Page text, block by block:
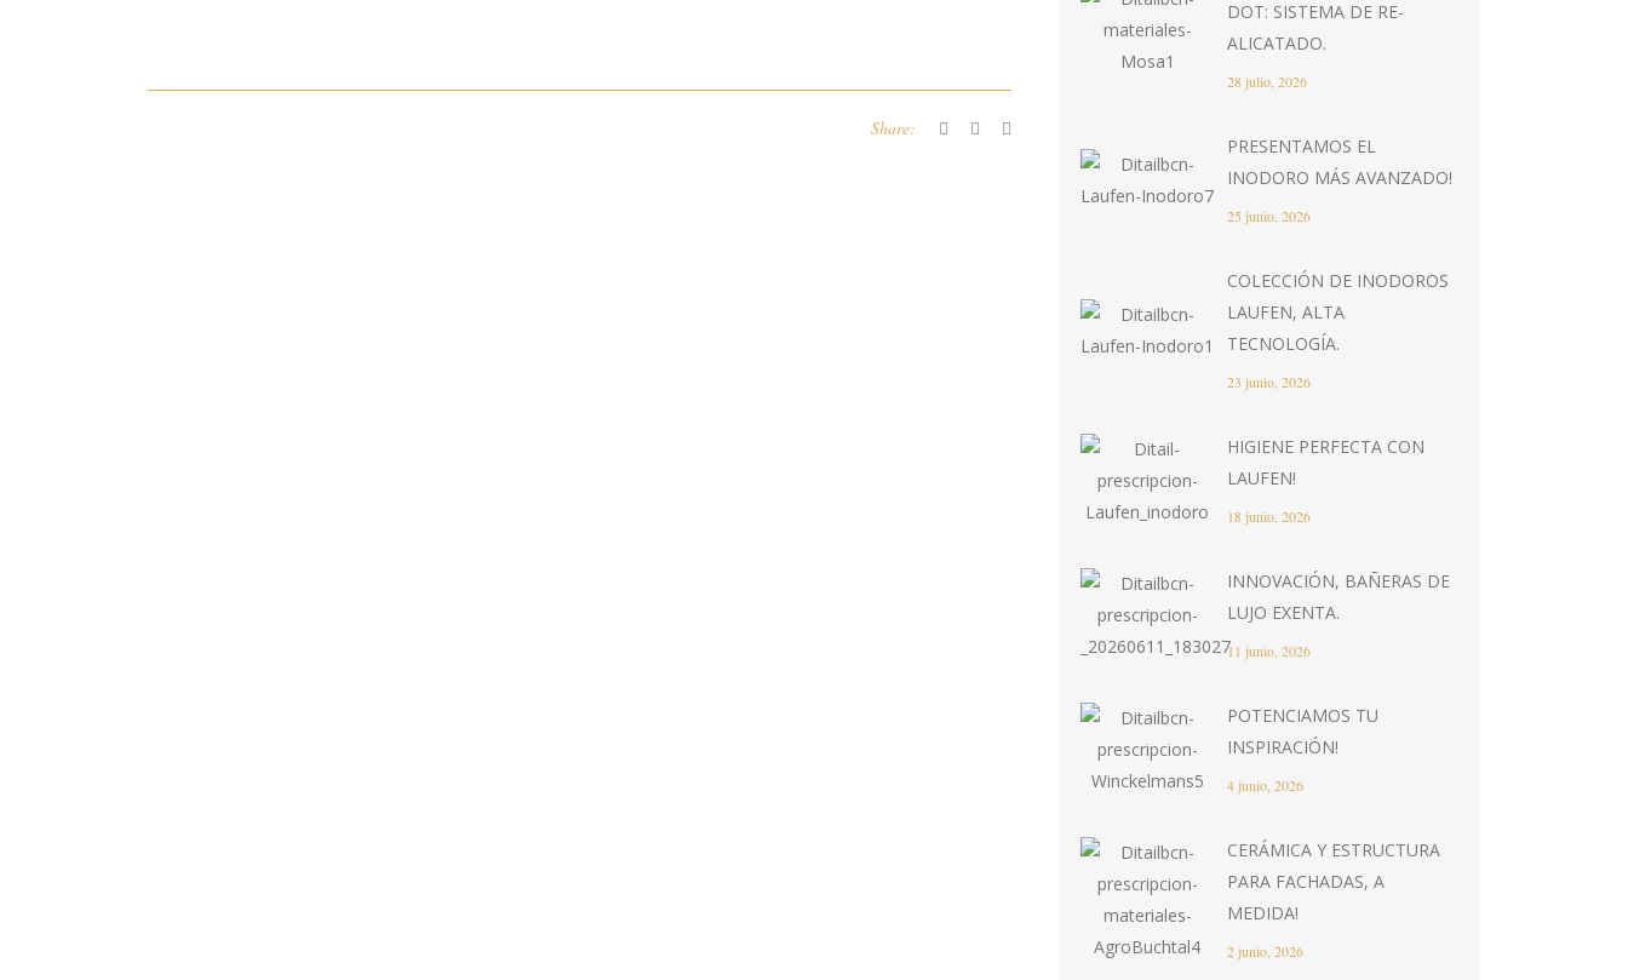
Share:
DOT: SISTEMA DE RE-
ALICATADO.
28 julio, 2026
PRESENTAMOS EL
INODORO MÁS AVANZADO!
25 junio, 2026
COLECCIÓN DE INODOROS
LAUFEN, ALTA
TECNOLOGÍA.
23 junio, 2026
HIGIENE PERFECTA CON
LAUFEN!
18 junio, 2026
INNOVACIÓN, BAÑERAS DE
LUJO EXENTA.
11 junio, 2026
POTENCIAMOS TU
INSPIRACIÓN!
4 junio, 2026
CERÁMICA Y ESTRUCTURA
PARA FACHADAS, A
MEDIDA!
2 junio, 2026